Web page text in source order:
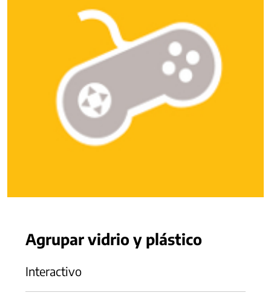
Agrupar vidrio y plástico
Interactivo